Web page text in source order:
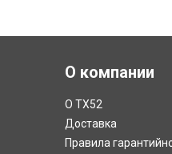
О компании
О ТХ52
Доставка
Правила